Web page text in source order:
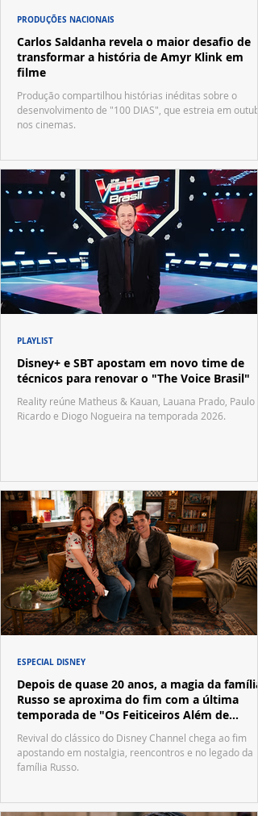
Carlos Saldanha revela o maior desafio de
transformar a história de Amyr Klink em
filme
Produção compartilhou histórias inéditas sobre o
desenvolvimento de "100 DIAS", que estreia em
nos cinemas.
PRODUÇÕES NACIONAIS
Disney+ e SBT apostam em novo time de
técnicos para renovar o "The Voice Brasil"
Reality reúne Matheus & Kauan, Lauana Prado, Paulo
Ricardo e Diogo Nogueira na temporada 2026.
PLAYLIST
Depois de quase 20 anos, a magia da família
Russo se aproxima do fim com a última
temporada de "Os Feiticeiros Além de
Waverly Place"
Revival do clássico do Disney Channel chega ao fim
apostando em nostalgia, reencontros e no legado da
família Russo.
ESPECIAL DISNEY